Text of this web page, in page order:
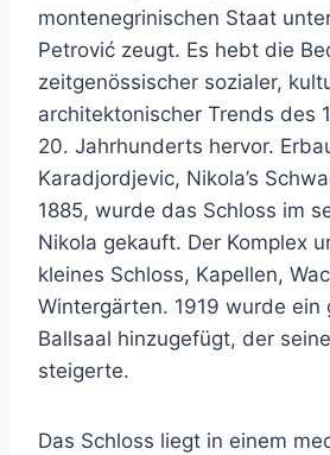
montenegrinischen Staat
Petrović zeugt. Es hebt die
zeitgenössischer sozialer,
architektonischer Trends des
20. Jahrhunderts hervor.
Karadjordjevic, Nikola’s
1885, wurde das Schloss im
Nikola gekauft. Der Komplex
kleines Schloss, Kapellen,
Wintergärten. 1919 wurde ein
Ballsaal hinzugefügt, der
steigerte.
Das Schloss liegt in einem